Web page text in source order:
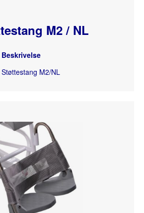
M2 / NL
Beskrivelse
Støttestang M2/NL